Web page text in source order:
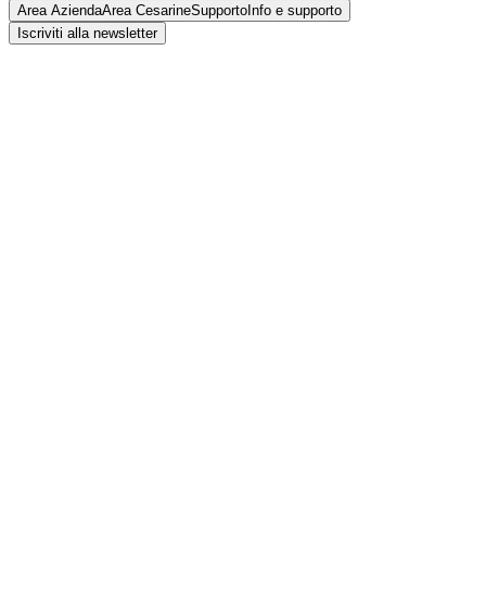
Area AziendaArea CesarineSupporto Info e supporto
Iscriviti alla newsletter